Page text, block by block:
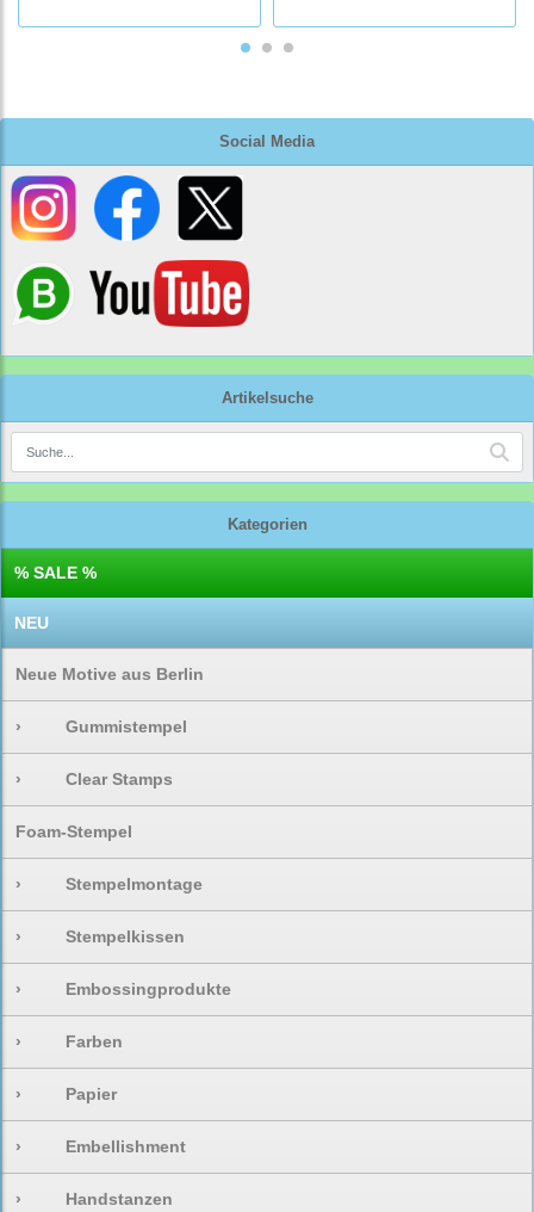
Social Media
Artikelsuche
Kategorien
% SALE %
NEU
Neue Motive aus Berlin
› Gummistempel
› Clear Stamps
Foam-Stempel
› Stempelmontage
› Stempelkissen
› Embossingprodukte
› Farben
› Papier
› Embellishment
› Handstanzen